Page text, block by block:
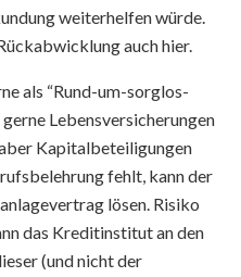
weiterhelfen würde.
auch hier.
als “Rund-um-sorglos-
Lebensversicherungen
Kapitalbeteiligungen
fehlt, kann der
lösen. Risiko
das Kreditinstitut an den
(und nicht der